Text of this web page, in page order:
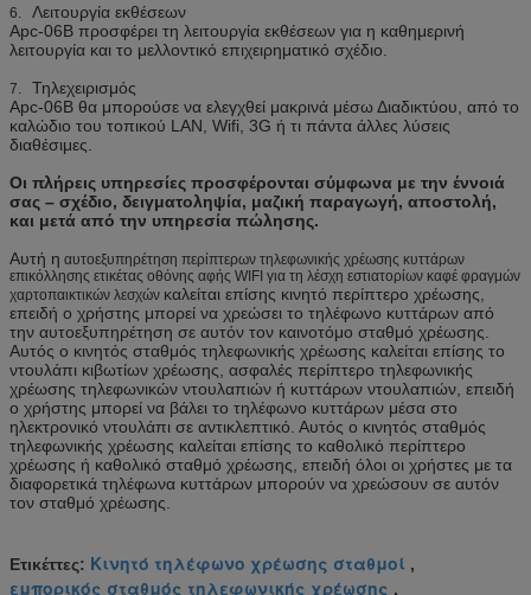
6. Λειτουργία εκθέσεων
Apc-06B προσφέρει τη λειτουργία εκθέσεων για η καθημερινή
λειτουργία και το μελλοντικό επιχειρηματικό σχέδιο.
7. Τηλεχειρισμός
Apc-06B θα μπορούσε να ελεγχθεί μακρινά μέσω Διαδικτύου, από το
καλώδιο του τοπικού LAN, Wifi, 3G ή τι πάντα άλλες λύσεις
διαθέσιμες.
Οι πλήρεις υπηρεσίες προσφέρονται σύμφωνα με την έννοιά
σας – σχέδιο, δειγματοληψία, μαζική παραγωγή, αποστολή,
και μετά από την υπηρεσία πώλησης.
Αυτή η αυτοεξυπηρέτηση περίπτερων τηλεφωνικής χρέωσης κυττάρων
επικόλλησης ετικέτας οθόνης αφής WIFI για τη λέσχη εστιατορίων καφέ φραγμών
χαρτοπαικτικών λεσχών καλείται επίσης κινητό περίπτερο χρέωσης,
επειδή ο χρήστης μπορεί να χρεώσει το τηλέφωνο κυττάρων από
την αυτοεξυπηρέτηση σε αυτόν τον καινοτόμο σταθμό χρέωσης.
Αυτός ο κινητός σταθμός τηλεφωνικής χρέωσης καλείται επίσης το
ντουλάπι κιβωτίων χρέωσης, ασφαλές περίπτερο τηλεφωνικής
χρέωσης τηλεφωνικών ντουλαπιών ή κυττάρων ντουλαπιών, επειδή
ο χρήστης μπορεί να βάλει το τηλέφωνο κυττάρων μέσα στο
ηλεκτρονικό ντουλάπι σε αντικλεπτικό. Αυτός ο κινητός σταθμός
τηλεφωνικής χρέωσης καλείται επίσης το καθολικό περίπτερο
χρέωσης ή καθολικό σταθμό χρέωσης, επειδή όλοι οι χρήστες με τα
διαφορετικά τηλέφωνα κυττάρων μπορούν να χρεώσουν σε αυτόν
τον σταθμό χρέωσης.
Ετικέττες: Κινητό τηλέφωνο χρέωσης σταθμοί ,
εμπορικός σταθμός τηλεφωνικής χρέωσης ,